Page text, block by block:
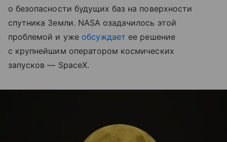
о безопасности будущих баз на поверхности
спутника Земли. NASA озадачилось этой
проблемой и уже обсуждает ее решение
с крупнейшим оператором космических
запусков — SpaceX.